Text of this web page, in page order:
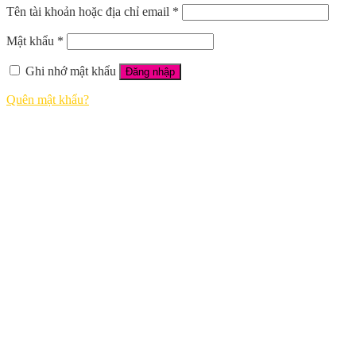
Tên tài khoản hoặc địa chỉ email *
Mật khẩu *
Ghi nhớ mật khẩu Đăng nhập
Quên mật khẩu?